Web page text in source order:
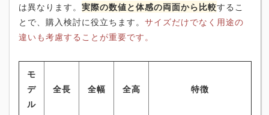
は異なります。 実際の数値と体感の両面から比較するこ
とで、購入検討に役立ちます。 サイズだけでなく用途の
違いも考慮することが重要です。
モ
デ
ル
全長 全幅 全高 特徴